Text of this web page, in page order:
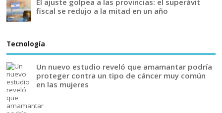
El ajuste golpea a las provincias: el superávit
fiscal se redujo a la mitad en un año
Tecnología
Un nuevo estudio reveló que amamantar podría
proteger contra un tipo de cáncer muy común
en las mujeres